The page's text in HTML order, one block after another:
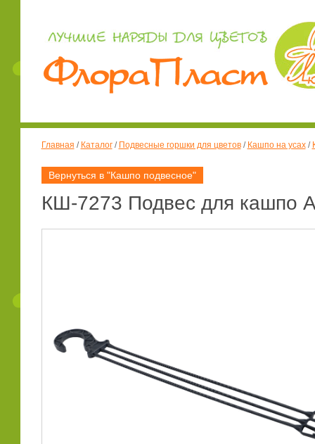
Главная / Каталог/ Подвесные горшки для цветов/ Кашпо на усах/
Вернуться в "Кашпо подвесное"
КШ-7273 Подвес для кашпо